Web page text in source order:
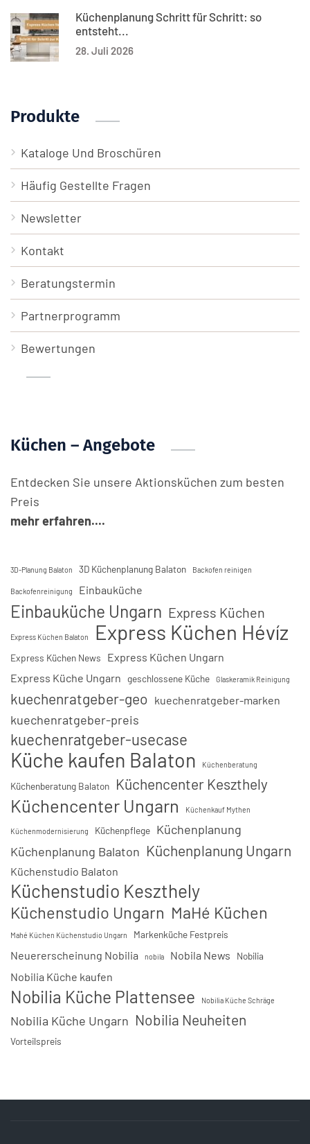
Küchenplanung Schritt für Schritt: so
entsteht...
28. Juli 2026
Produkte
Kataloge Und Broschüren
Häufig Gestellte Fragen
Newsletter
Kontakt
Beratungstermin
Partnerprogramm
Bewertungen
Küchen – Angebote
Entdecken Sie unsere Aktionsküchen zum besten
Preis
mehr erfahren....
3D-Planung Balaton 3D Küchenplanung Balaton Backofen reinigen
Backofenreinigung Einbauküche
Einbauküche Ungarn Express Küchen
Express Küchen Balaton Express Küchen Hévíz
Express Küchen News
Express Küchen Ungarn
Express Küche Ungarn geschlossene Küche Glaskeramik Reinigung
kuechenratgeber-geo kuechenratgeber-marken
kuechenratgeber-preis
kuechenratgeber-usecase
Küche kaufen Balaton Küchenberatung
Küchenberatung Balaton Küchencenter Keszthely
Küchencenter Ungarn Küchenkauf Mythen
Küchenmodernisierung Küchenpflege Küchenplanung
Küchenplanung Balaton Küchenplanung Ungarn
Küchenstudio Balaton
Küchenstudio Keszthely
Küchenstudio Ungarn MaHé Küchen
Mahé Küchen Küchenstudio Ungarn Markenküche Festpreis
Neuererscheinung Nobilia nobila Nobila News Nobilia
Nobilia Küche kaufen
Nobilia Küche Plattensee Nobilia Küche Schräge
Nobilia Küche Ungarn Nobilia Neuheiten
Vorteilspreis